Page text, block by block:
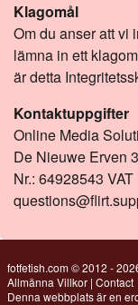
Klagomål
Om du anser att vi
lämna in ett
är detta
Kontaktuppgifter
Online Media
De Nieuwe Erven
Nr.: 64928543
fotfetish.com © 2012 -
Allmänna Villkor| Contact
Denna webbplats är en